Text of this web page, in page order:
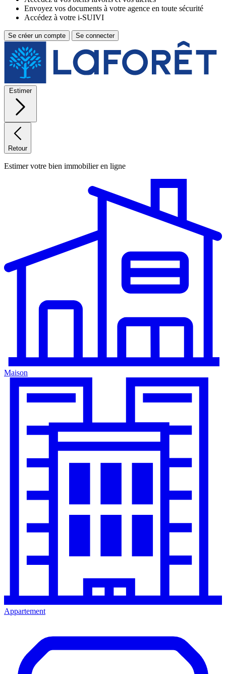
Envoyez vos documents à votre agence en toute sécurité
Accédez à votre i-SUIVI
Se créer un compte Se connecter
Estimer
Retour
Estimer votre bien immobilier en ligne
Maison
Appartement